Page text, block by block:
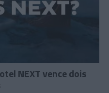
NEXT vence dois